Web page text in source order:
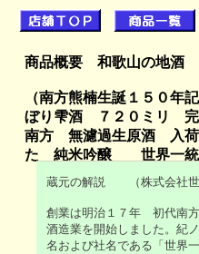
商品概要 和歌山の地酒
（南方熊楠生誕１５０
ぼり雫酒 ７２０ミリ
南方 無濾過生原酒 入
た 純米吟醸 世界一
蔵元の解説 （株式会社世
創業は明治１７年 初代南
酒造業を開始しました。紀
名および社名である 「世界